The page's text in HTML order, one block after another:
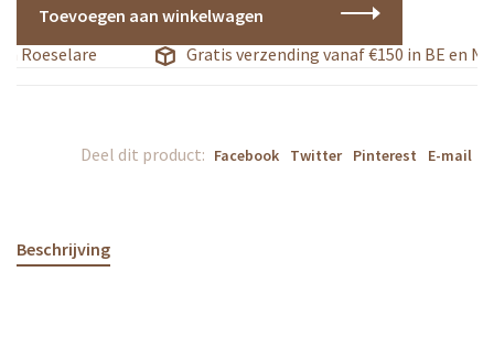
Toevoegen aan winkelwagen
Roeselare
Gratis verzending vanaf €150 in BE en NL
Deel dit product: Facebook Twitter Pinterest E-mail
Beschrijving